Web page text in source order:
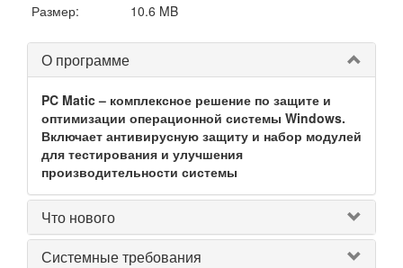
Размер:
10.6 MB
О программе
PC Matic – комплексное решение по защите и
оптимизации операционной системы Windows.
Включает антивирусную защиту и набор модулей
для тестирования и улучшения
производительности системы
Что нового
Системные требования